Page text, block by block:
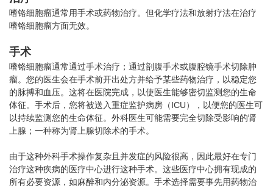
嗜铬细胞瘤通常用手术或药物治疗。但化学疗法和放射疗法在治疗
嗜铬细胞瘤方面无效。
手术
嗜铬细胞瘤通常通过手术治疗；通过剖腹手术或腹腔镜手术切除肿
瘤。您的医生会在手术前开出处方并给予某些药物治疗，以稳定您
的脉搏和血压。这将在医院完成，以使医生能够密切监测您的生命
体征。手术后，您将被送入重症监护病房（ICU），以便您的医生可
以持续监测您的生命体征。外科医生可能需要完全切除受影响的肾
上腺；一种称为肾上腺切除术的手术。
由于这种外科手术操作复杂且并发症的风险很高，因此最好在专门
治疗这种疾病的医疗中心进行这种手术。这些医疗中心拥有现成的
所有必要资源，如麻醉和内分泌资源。手术选择需要事先用药物治